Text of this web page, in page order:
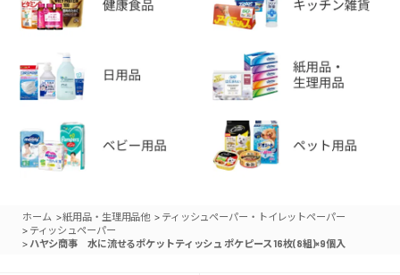
ホーム >紙用品・生理用品他 > ティッシュペーパー・トイレットペーパー
> ティッシュペーパー
> ハヤシ商事 水に流せるポケットティッシュ ポケピース 16枚(8組)×9個入